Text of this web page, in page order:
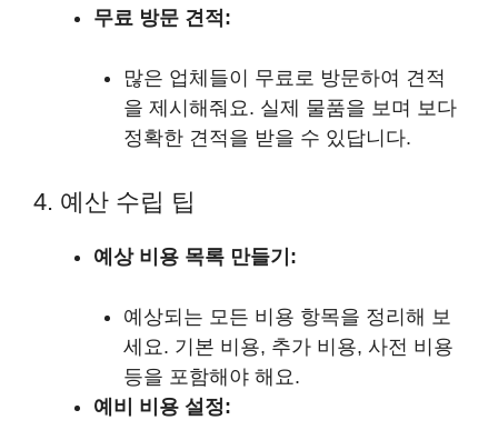
무료 방문 견적:
많은 업체들이 무료로 방문하여 견적
을 제시해줘요. 실제 물품을 보며 보다
정확한 견적을 받을 수 있답니다.
4. 예산 수립 팁
예상 비용 목록 만들기:
예상되는 모든 비용 항목을 정리해 보
세요. 기본 비용, 추가 비용, 사전 비용
등을 포함해야 해요.
예비 비용 설정: